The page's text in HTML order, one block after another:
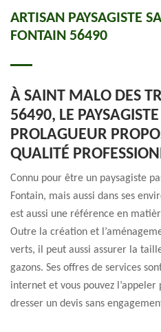
ARTISAN PAYSAGISTE
FONTAIN 56490
À SAINT MALO DES
56490, LE
PROLAGUEUR
QUALITÉ
Connu pour être un paysagiste
Fontain, mais aussi dans ses
est aussi une référence en
Outre la création et
verts, il peut aussi assurer la
gazons. Ses offres de services
internet et vous pouvez
dresser un devis sans